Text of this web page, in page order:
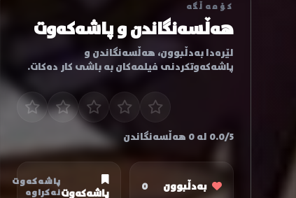
کۆمەڵگە
هەڵسەنگاندن و پاشەکەوت
لێرەدا بەدڵبوون، هەڵسەنگاندن و
پاشەکەوتکردنی فیلمەکان بە باشی کار دەکات.
0.0/5 لە 0 هەڵسەنگاندن
بەدڵبوون 0 پاشەکەوت
پاشەکەوت
نەکراوە